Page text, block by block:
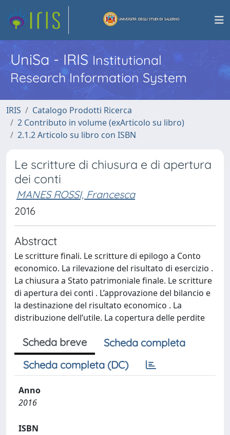
UniSa - IRISInstitutional
Research Information System
IRIS
Catalogo Prodotti Ricerca
2 Contributo in volume (exArticolo su libro)
2.1.2 Articolo su libro con ISBN
Le scritture di chiusura e di apertura
dei conti
MANES ROSSI, Francesca
2016
Abstract
Le scritture finali. Le scritture di epilogo a Conto
economico. La rilevazione del risultato di esercizio .
La chiusura a Stato patrimoniale finale. Le scritture
di apertura dei conti . L’approvazione del bilancio e
la destinazione del risultato economico . La
distribuzione dell’utile. La copertura delle perdite
Scheda breve
Scheda completa
Scheda completa (DC)
Anno
2016
ISBN